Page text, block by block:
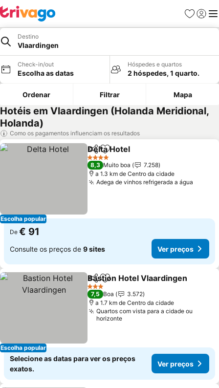
Favoritos
Iniciar
Destino
Vlaardingen
Check-in/out
Escolha as datas
Hóspedes e quartos
2 hóspedes, 1 quarto.
Ordenar Filtrar Mapa
Hotéis em Vlaardingen (Holanda Meridional,
Holanda)
Como os pagamentos influenciam os resultados
Escolha popular
PartilharAdicionar aos favoritos
Delta Hotel
4 Estrelas
8,3 Muito boa
7.258
a 1.3 km de Centro da cidade
Adega de vinhos refrigerada a água
De € 91
Consulte os preços de 9 sites Ver preços
Escolha popular
PartilharAdicionar aos favoritos
Bastion Hotel Vlaardingen
3 Estrelas
7,5 Boa
3.572
a 1.7 km de Centro da cidade
Quartos com vista para a cidade ou
horizonte
Selecione as datas para ver os preços
exatos.
Ver preços